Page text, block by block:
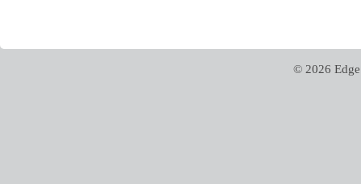
© 2026